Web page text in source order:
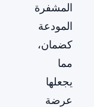
المشفرة
المودعة
كضمان،
مما
يجعلها
عرضة